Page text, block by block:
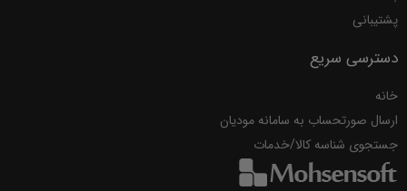
پشتیبانی
دسترسی سریع
خانه
ارسال صورتحساب به سامانه مودیان
جستجوی شناسه کالا/خدمات